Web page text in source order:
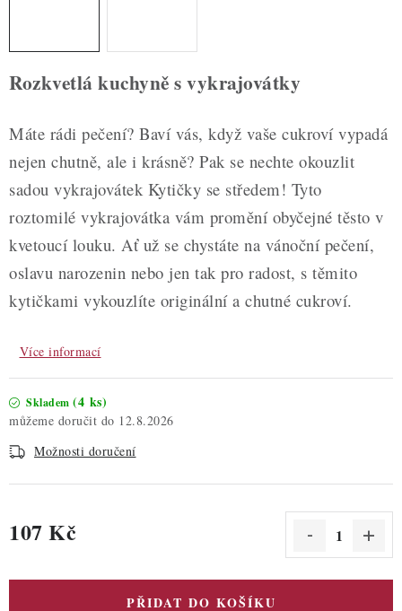
Hodnocení obchodu
Blog
Moje objednávka
Podmínky ochrany osobních údajů
Rozkvetlá kuchyně s vykrajovátky
Máte rádi pečení? Baví vás, když vaše cukroví vypadá
nejen chutně, ale i krásně? Pak se nechte okouzlit
sadou vykrajovátek Kytičky se středem! Tyto
roztomilé vykrajovátka vám promění obyčejné těsto v
kvetoucí louku. Ať už se chystáte na vánoční pečení,
oslavu narozenin nebo jen tak pro radost, s těmito
kytičkami vykouzlíte originální a chutné cukroví.
Více informací
Skladem (4 ks)
12.8.2026
Možnosti doručení
107 Kč
PŘIDAT DO KOŠÍKU